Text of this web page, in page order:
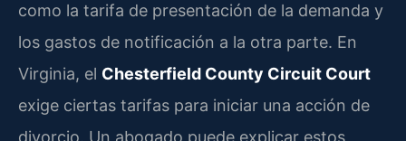
como la tarifa de presentación de la demanda y
los gastos de notificación a la otra parte. En
Virginia, el Chesterfield County Circuit Court
exige ciertas tarifas para iniciar una acción de